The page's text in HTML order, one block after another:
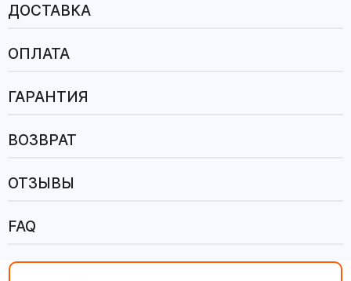
ДОСТАВКА
ОПЛАТА
ГАРАНТИЯ
ВОЗВРАТ
ОТЗЫВЫ
FAQ